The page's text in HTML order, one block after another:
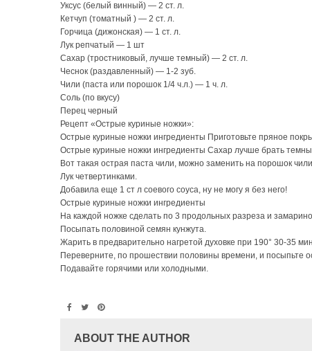
Уксус (белый винный) — 2 ст. л.
Кетчуп (томатный ) — 2 ст. л.
Горчица (дижонская) — 1 ст. л.
Лук репчатый — 1 шт
Сахар (тростниковый, лучше темный) — 2 ст. л.
Чеснoк (pаздавленный) — 1-2 зуб.
Чили (паста или порошок 1/4 ч.л.) — 1 ч. л.
Соль (по вкусу)
Перец черный
Рецепт «Острые куриные ножки»:
Острые куриные ножки ингредиенты Приготовьте пряное
Острые куриные ножки ингредиенты Сахар лучше брать
Вот такая острая паста чили, можно заменить на порошок
Лук четвертинками.
Добавила еще 1 ст л соевого соуса, ну не могу я без него!
Острые куриные ножки ингредиенты
На каждой ножке сделать по 3 продольных разреза и
Посыпать половиной семян кунжута.
Жарить в предварительно нагретой духовке при 190° 30-35
Переверните, по прошествии половины времени, и посыпьте
Подавайте горячими или холодными.
ABOUT THE AUTHOR